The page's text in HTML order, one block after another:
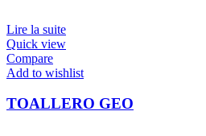
Lire la suite
Quick view
Compare
Add to wishlist
TOALLERO GEO